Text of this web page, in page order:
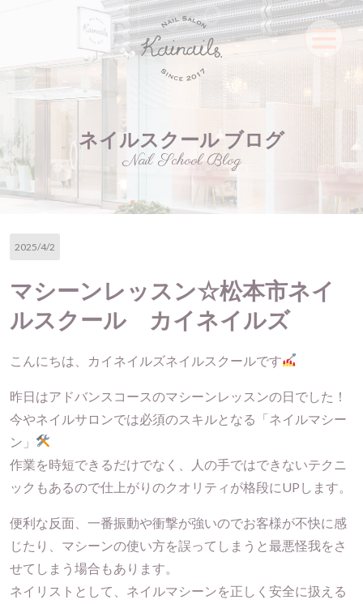
ネイルスクール ブログ
Nail School Blog
2025/4/2
マシーンレッスン☆松本市ネイ
ルスクール カイネイルズ
こんにちは、カイネイルズネイルスクールです
昨日はアドバンスコースのマシーンレッスンの日でした！
今やネイルサロンでは必須のスキルとなる「ネイルマシー
ン」
作業を時短できるだけでなく、人の手ではできないテクニ
ックもあるので仕上がりのクオリティが格段にUPします。
便利な反面、一番振動や衝撃が強いのでお客様が不快に感
じたり、マシーンの使い方を誤ってしまうと最悪怪我をさ
せてしまう場合もあります。
ネイリストとして、ネイルマシーンを正しく安全に扱える